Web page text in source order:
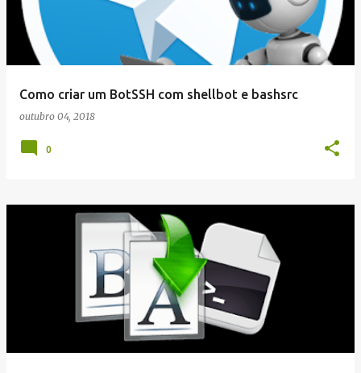
Como criar um BotSSH com shellbot e bashsrc
outubro 04, 2018
0